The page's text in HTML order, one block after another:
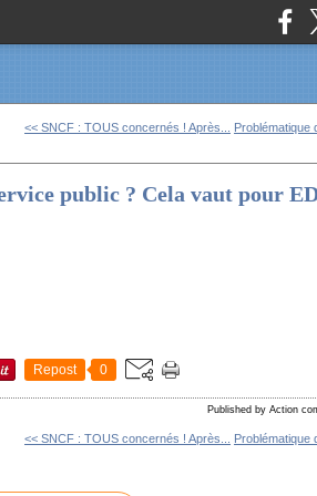
<< SNCF : TOUS concernés ! Après... Problématique
public ? Cela vaut pour
Repost 0
Published by Action
<< SNCF : TOUS concernés ! Après... Problématique